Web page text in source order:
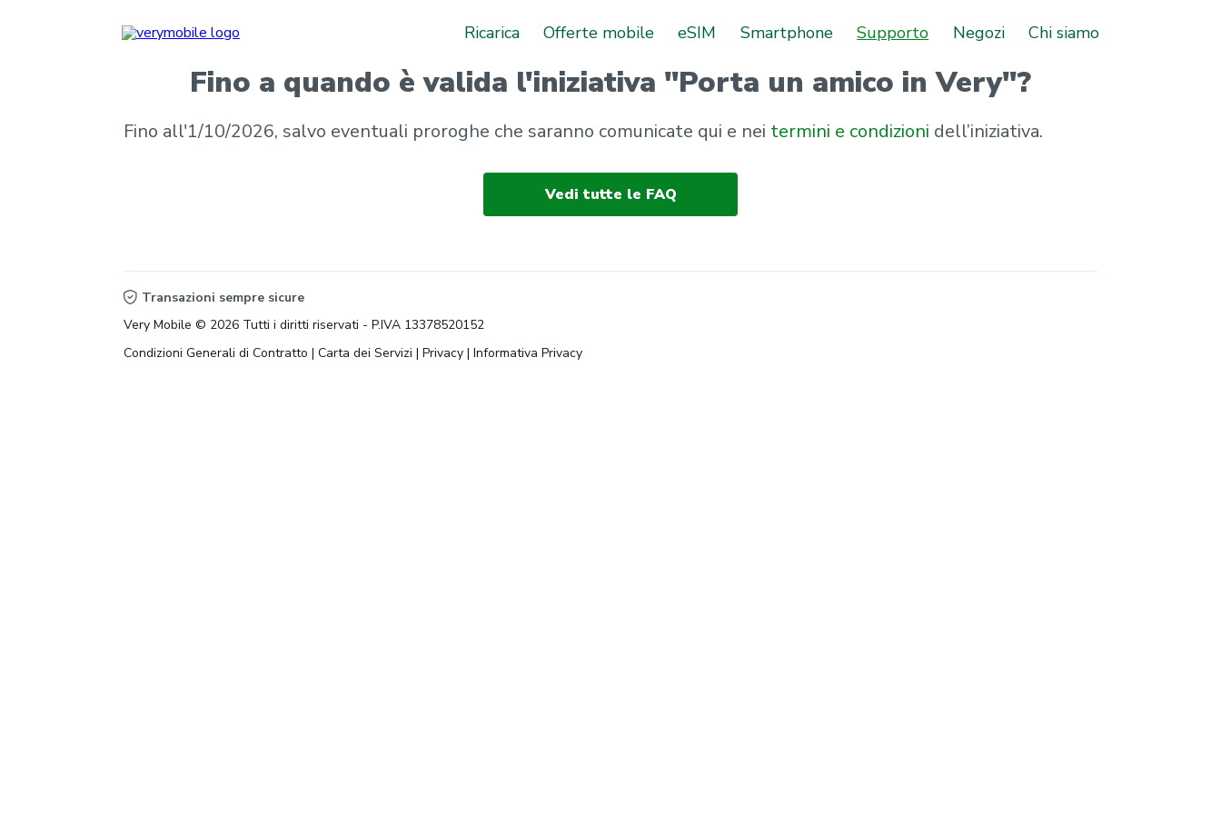
Ricarica Offerte mobile eSIM Smartphone Supporto Negozi Chi siamo
Fino a quando è valida l'iniziativa "Porta un amico in Very"?
Fino all'1/10/2026, salvo eventuali proroghe che saranno comunicate qui e nei termini e condizioni dell’iniziativa.
Vedi tutte le FAQ
Transazioni sempre sicure
Very Mobile © 2026 Tutti i diritti riservati - P.IVA 13378520152
Condizioni Generali di Contratto | Carta dei Servizi | Privacy | Informativa Privacy